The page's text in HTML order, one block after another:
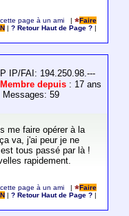
page à un ami |
Faire
|? Retour Haut de Page ?
IP/FAI: 194.250.98.---
Membre depuis : 17 ans
59
me faire opérer à la
va, j'ai peur je ne
tous passé par là !
rapidement.
page à un ami |
Faire
|? Retour Haut de Page ?